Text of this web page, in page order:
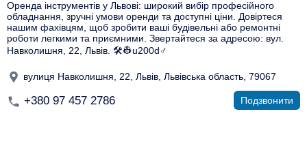
Оренда інструментів у Львові: широкий вибір професійного
обладнання, зручні умови оренди та доступні ціни. Довіртеся
нашим фахівцям, щоб зробити ваші будівельні або ремонтні
роботи легкими та приємними. Звертайтеся за адресою: вул.
Навколишня, 22, Львів. 🛠️👷u200d♂️
вулиця Навколишня, 22, Львів, Львівська область, 79067
+380 97 457 2786 Подзвонити